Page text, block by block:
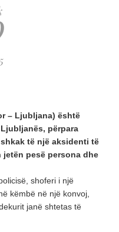
– Ljubljana) është
përpara
të një aksidenti të
pesë persona dhe
shoferi i një
këmbë në një konvoj,
janë shtetas të